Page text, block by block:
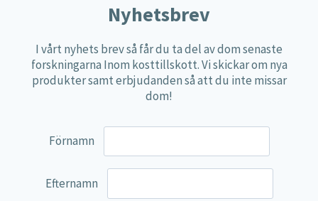
Övriga kosttillskott
100% Natural
EVP Nutrition
Multi Nutrient
Lamberts
Nyhetsbrev
I vårt nyhets brev så får du ta del av dom senaste
forskningarna Inom kosttillskott. Vi skickar om nya
produkter samt erbjudanden så att du inte missar
dom!
Förnamn
Efternamn